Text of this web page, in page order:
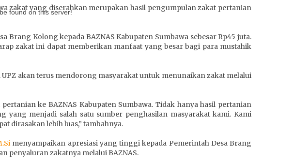
zakat yang diserahkan merupakan hasil pengumpulan zakat pertanian
Kolong kepada BAZNAS Kabupaten Sumbawa sebesar Rp45 juta.
zakat ini dapat memberikan manfaat yang besar bagi para mustahik
akan terus mendorong masyarakat untuk menunaikan zakat melalui
ke BAZNAS Kabupaten Sumbawa. Tidak hanya hasil pertanian
menjadi salah satu sumber penghasilan masyarakat kami. Kami
dirasakan lebih luas,” tambahnya.
menyampaikan apresiasi yang tinggi kepada Pemerintah Desa Brang
penyaluran zakatnya melalui BAZNAS.
found on this server!